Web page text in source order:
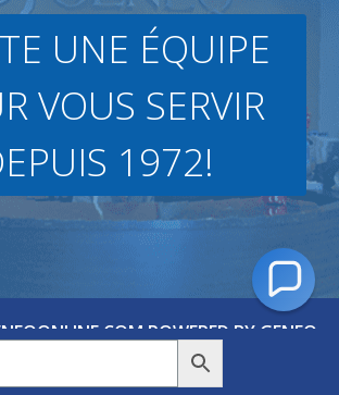
UNE ÉQUIPE
VOUS SERVIR
1972!
POWERED BY GENEQ